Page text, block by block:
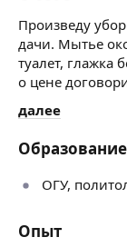
Произведу
дачи. Мытье
туалет, глажка
о цене
далее
Образование
ОГУ,
Опыт